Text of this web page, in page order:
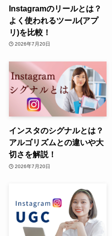
Instagramのリールとは？
よく使われるツール(アプ
リ)を比較！
2026年7月20日
インスタのシグナルとは？
アルゴリズムとの違いや大
切さを解説！
2026年7月20日